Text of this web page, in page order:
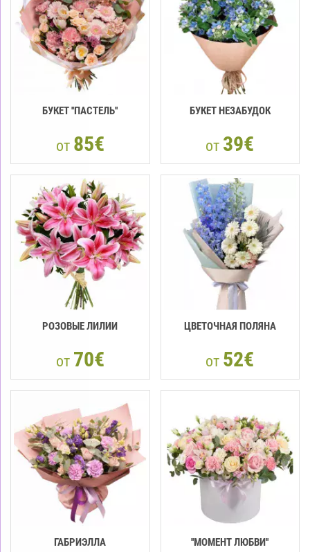
БУКЕТ ''ПАСТЕЛЬ''
от 85€
БУКЕТ НЕЗАБУДОК
от 39€
РОЗОВЫЕ ЛИЛИИ
от 70€
ЦВЕТОЧНАЯ ПОЛЯНА
от 52€
ГАБРИЭЛЛА ''МОМЕНТ ЛЮБВИ''